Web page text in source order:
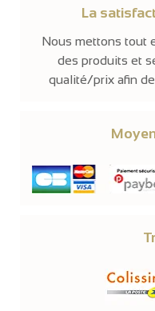
La
Nous mettons tout
des produits et
qualité/prix afin